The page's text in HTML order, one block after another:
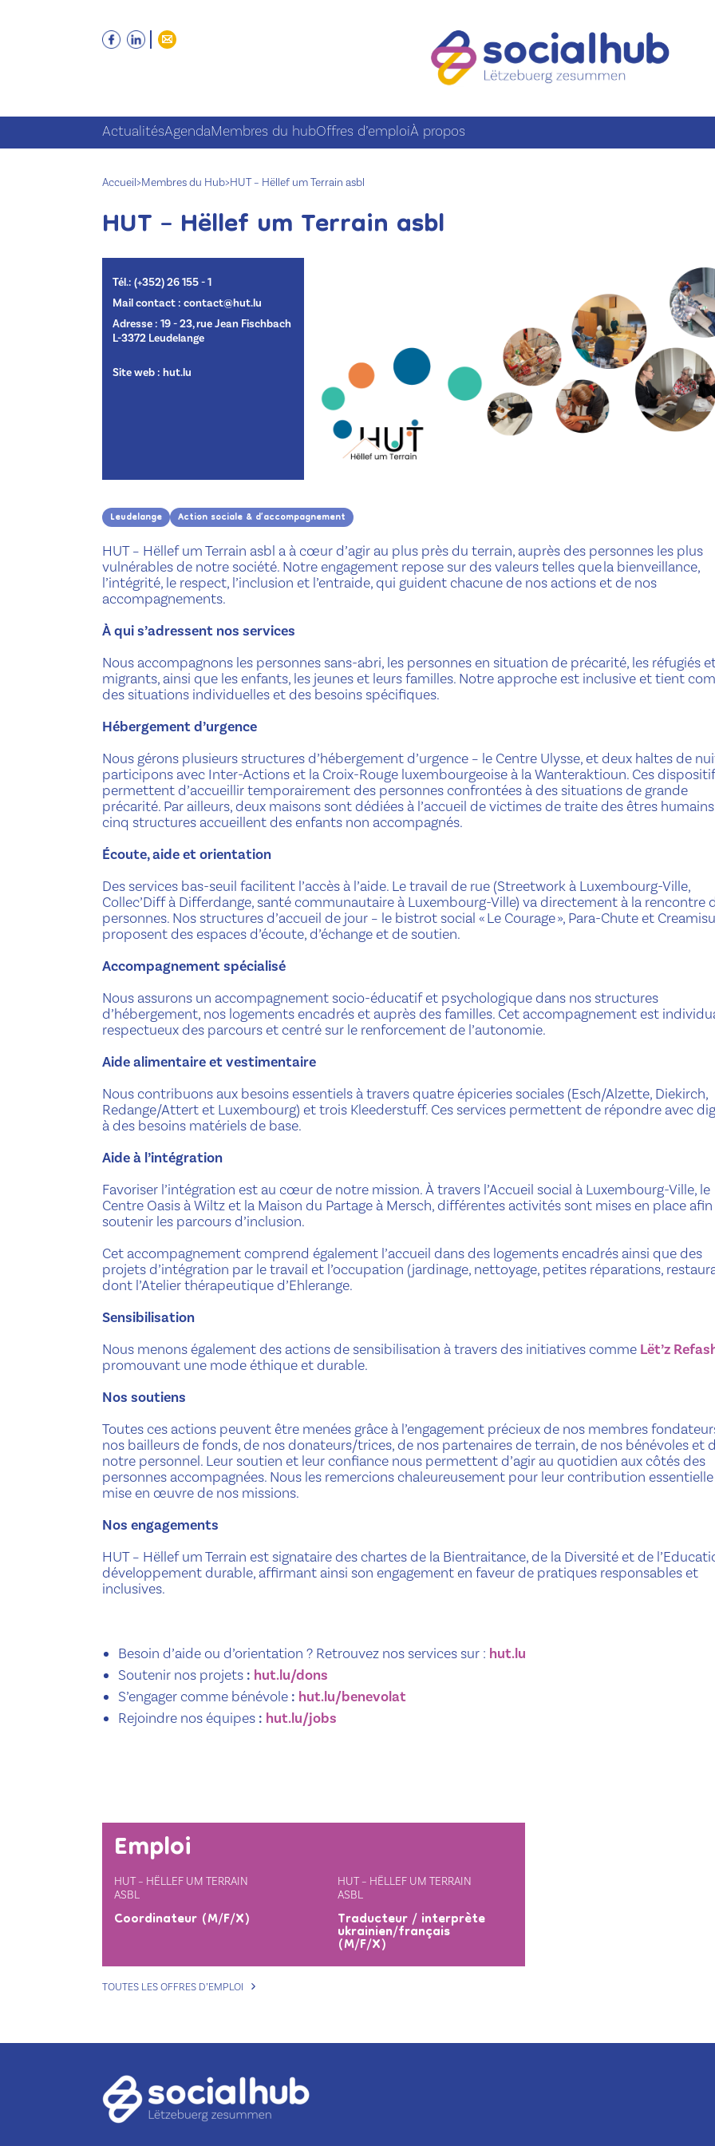
ActualitésAgendaMembres du hubOffres d’emploiÀ propos
Accueil>Membres du Hub>HUT – Hëllef um Terrain asbl
HUT – Hëllef um Terrain asbl
Tél.: (+352) 26 155 - 1
Mail contact : contact@hut.lu
Adresse : 19 - 23, rue Jean Fischbach
L-3372 Leudelange
Site web : hut.lu
Leudelange Action sociale & d’accompagnement
HUT – Hëllef um Terrain asbl a à cœur d’agir au plus près du terrain, auprès des personnes les plus
vulnérables de notre société. Notre engagement repose sur des valeurs telles que la bienveillance,
l’intégrité, le respect, l’inclusion et l’entraide, qui guident chacune de nos actions et de nos
accompagnements.
À qui s’adressent nos services
Nous accompagnons les personnes sans-abri, les personnes en situation de précarité, les réfugiés
migrants, ainsi que les enfants, les jeunes et leurs familles. Notre approche est inclusive et tient
des situations individuelles et des besoins spécifiques.
Hébergement d’urgence
Nous gérons plusieurs structures d’hébergement d’urgence – le Centre Ulysse, et deux haltes de
participons avec Inter-Actions et la Croix-Rouge luxembourgeoise à la Wanteraktioun. Ces
permettent d’accueillir temporairement des personnes confrontées à des situations de grande
précarité. Par ailleurs, deux maisons sont dédiées à l’accueil de victimes de traite des êtres
cinq structures accueillent des enfants non accompagnés.
Écoute, aide et orientation
Des services bas-seuil facilitent l’accès à l’aide. Le travail de rue (Streetwork à Luxembourg-Ville,
Collec’Diff à Differdange, santé communautaire à Luxembourg-Ville) va directement à la rencontre
personnes. Nos structures d’accueil de jour – le bistrot social « Le Courage », Para-Chute et
proposent des espaces d’écoute, d’échange et de soutien.
Accompagnement spécialisé
Nous assurons un accompagnement socio-éducatif et psychologique dans nos structures
d’hébergement, nos logements encadrés et auprès des familles. Cet accompagnement est
respectueux des parcours et centré sur le renforcement de l’autonomie.
Aide alimentaire et vestimentaire
Nous contribuons aux besoins essentiels à travers quatre épiceries sociales (Esch/Alzette, Diekirch,
Redange/Attert et Luxembourg) et trois Kleederstuff. Ces services permettent de répondre avec
à des besoins matériels de base.
Aide à l’intégration
Favoriser l’intégration est au cœur de notre mission. À travers l’Accueil social à Luxembourg-Ville, le
Centre Oasis à Wiltz et la Maison du Partage à Mersch, différentes activités sont mises en place
soutenir les parcours d’inclusion.
Cet accompagnement comprend également l’accueil dans des logements encadrés ainsi que des
projets d’intégration par le travail et l’occupation (jardinage, nettoyage, petites réparations,
dont l’Atelier thérapeutique d’Ehlerange.
Sensibilisation
Nous menons également des actions de sensibilisation à travers des initiatives comme Lët’z
promouvant une mode éthique et durable.
Nos soutiens
Toutes ces actions peuvent être menées grâce à l’engagement précieux de nos membres
nos bailleurs de fonds, de nos donateurs/trices, de nos partenaires de terrain, de nos bénévoles et
notre personnel. Leur soutien et leur confiance nous permettent d’agir au quotidien aux côtés des
personnes accompagnées. Nous les remercions chaleureusement pour leur contribution essentielle
mise en œuvre de nos missions.
Nos engagements
HUT – Hëllef um Terrain est signataire des chartes de la Bientraitance, de la Diversité et de
développement durable, affirmant ainsi son engagement en faveur de pratiques responsables et
inclusives.
Besoin d’aide ou d’orientation ? Retrouvez nos services sur : hut.lu
Soutenir nos projets : hut.lu/dons
S’engager comme bénévole : hut.lu/benevolat
Rejoindre nos équipes : hut.lu/jobs
Emploi
HUT – HËLLEF UM TERRAIN
ASBL
Coordinateur (M/F/X)
HUT – HËLLEF UM TERRAIN
ASBL
Traducteur / interprète
ukrainien/français
(M/F/X)
TOUTES LES OFFRES D’EMPLOI